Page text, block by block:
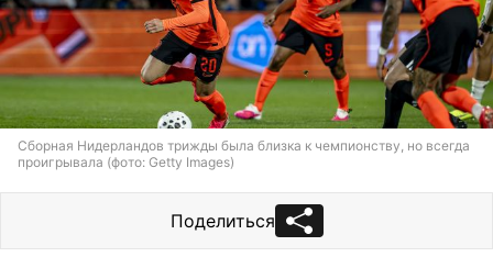
Сборная Нидерландов трижды была близка к чемпионству, но всегда
проигрывала (фото: Getty Images)
Поделиться